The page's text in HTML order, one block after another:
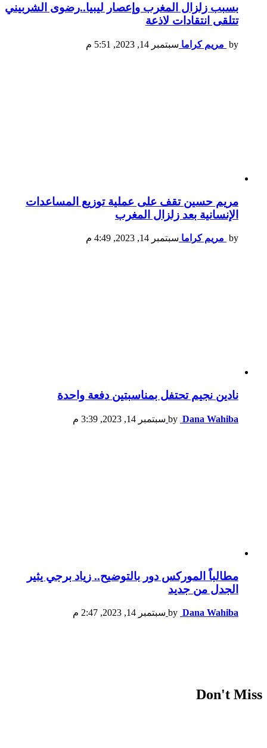
بسبب زلزال المغرب وإعصار ليبيا..رضوى الشربيني
تتلقى انتقادات لاذعة
by مريم كراما سبتمبر 14, 2023, 5:51 م
مريم حسين تقف على عملية توزيع المساعدات
الإنسانية بعد زلزال المغرب
by مريم كراما سبتمبر 14, 2023, 4:49 م
نادين نجيم تحتفل بمناسبتين دفعة واحدة
by Dana Wahiba سبتمبر 14, 2023, 3:39 م
مطالباً الموركس دور بالتوضيح.. زياد برجي يثير
الجدل من جديد
by Dana Wahiba سبتمبر 14, 2023, 2:47 م
Don't Miss